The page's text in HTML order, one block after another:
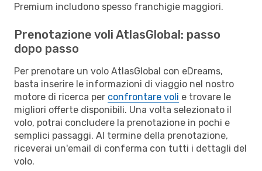
Premium includono spesso franchigie maggiori.
Prenotazione voli AtlasGlobal: passo
dopo passo
Per prenotare un volo AtlasGlobal con eDreams,
basta inserire le informazioni di viaggio nel nostro
motore di ricerca per confrontare voli e trovare le
migliori offerte disponibili. Una volta selezionato il
volo, potrai concludere la prenotazione in pochi e
semplici passaggi. Al termine della prenotazione,
riceverai un'email di conferma con tutti i dettagli del
volo.